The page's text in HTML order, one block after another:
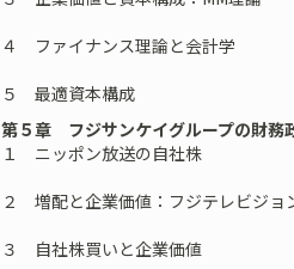
４ ファイナンス理論と会計学
５ 最適資本構成
第５章 フジサンケイグループの財務
１ ニッポン放送の自社株
２ 増配と企業価値：フジテレビジョ
３ 自社株買いと企業価値